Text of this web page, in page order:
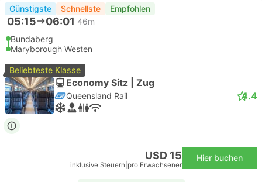
Günstigste Schnellste Empfohlen
05:15 06:01 46m
Bundaberg
Maryborough Westen
Beliebteste Klasse
Economy Sitz | Zug
Queensland Rail 4.4
USD 15
inklusive Steuern pro Erwachsener
Hier buchen